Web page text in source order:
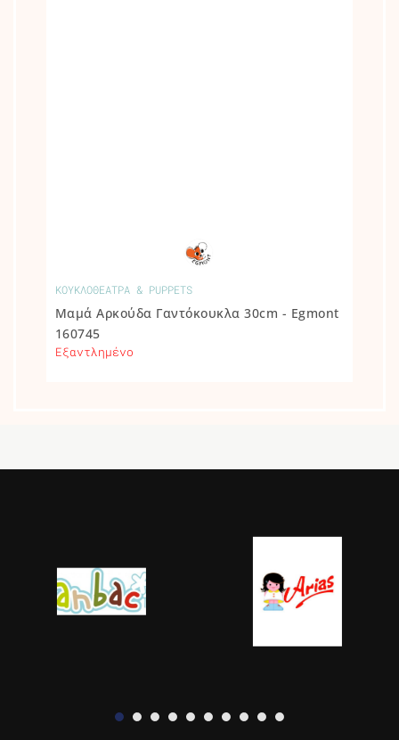
ΚΟΥΚΛΟΘΕΑΤΡΑ & PUPPETS
Μαμά Αρκούδα Γαντόκουκλα 30cm - Egmont
160745
Εξαντλημένο